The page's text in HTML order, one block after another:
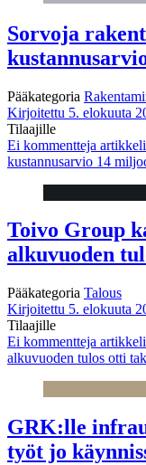
Sorvoja
Pääkategoria
Kirjoitettu 5. elokuuta
Tilaajille
Ei kommentteja
kustannusarvio 14
Toivo Group
alkuvuoden
Pääkategoria Talous
Kirjoitettu 5. elokuuta
Tilaajille
Ei kommentteja
alkuvuoden tulos otti
GRK:lle
työt jo